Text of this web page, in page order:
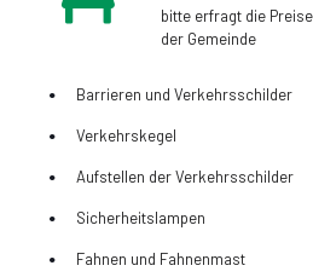
bitte erfragt die
der Gemeinde
Barrieren und Verkehrsschilder
Verkehrskegel
Aufstellen der Verkehrsschilder
Sicherheitslampen
Fahnen und Fahnenmast